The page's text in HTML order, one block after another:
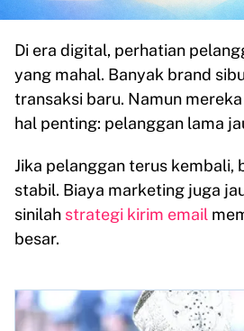
Di era digital, perhatian
yang mahal. Banyak brand
transaksi baru. Namun
hal penting: pelanggan lama
Jika pelanggan terus kembali,
stabil. Biaya marketing juga
sinilah strategi kirim email
besar.